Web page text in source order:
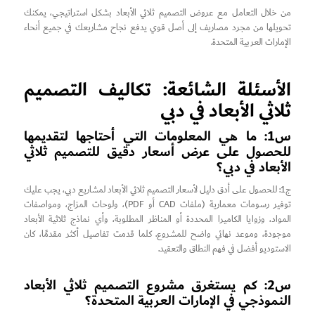
من خلال التعامل مع عروض التصميم ثلاثي الأبعاد بشكل استراتيجي، يمكنك
تحويلها من مجرد مصاريف إلى أصل قوي يدفع نجاح مشاريعك في جميع أنحاء
الإمارات العربية المتحدة.
الأسئلة الشائعة: تكاليف التصميم
ثلاثي الأبعاد في دبي
س1: ما هي المعلومات التي أحتاجها لتقديمها
للحصول على عرض أسعار دقيق للتصميم ثلاثي
الأبعاد في دبي؟
ج1: للحصول على أدق دليل لأسعار التصميم ثلاثي الأبعاد لمشاريع دبي، يجب عليك
توفير رسومات معمارية (ملفات CAD أو PDF)، ولوحات المزاج، ومواصفات
المواد، وزوايا الكاميرا المحددة أو المناظر المطلوبة، وأي نماذج ثلاثية الأبعاد
موجودة، وموعد نهائي واضح للمشروع. كلما قدمت تفاصيل أكثر مقدمًا، كان
الاستوديو أفضل في فهم النطاق والتعقيد.
س2: كم يستغرق مشروع التصميم ثلاثي الأبعاد
النموذجي في الإمارات العربية المتحدة؟